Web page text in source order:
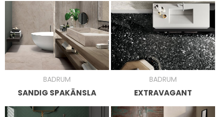
BADRUM
SANDIG SPAKÄNSLA
BADRUM
EXTRAVAGANT